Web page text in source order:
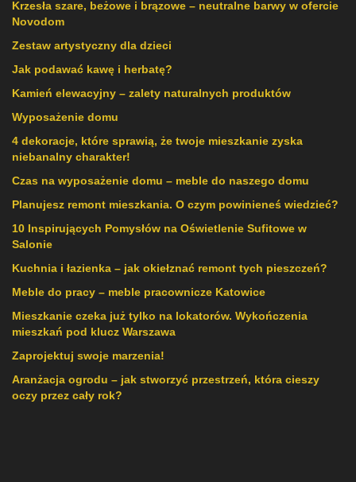
Krzesła szare, beżowe i brązowe – neutralne barwy w ofercie
Novodom
Zestaw artystyczny dla dzieci
Jak podawać kawę i herbatę?
Kamień elewacyjny – zalety naturalnych produktów
Wyposażenie domu
4 dekoracje, które sprawią, że twoje mieszkanie zyska
niebanalny charakter!
Czas na wyposażenie domu – meble do naszego domu
Planujesz remont mieszkania. O czym powinieneś wiedzieć?
10 Inspirujących Pomysłów na Oświetlenie Sufitowe w
Salonie
Kuchnia i łazienka – jak okiełznać remont tych pieszczeń?
Meble do pracy – meble pracownicze Katowice
Mieszkanie czeka już tylko na lokatorów. Wykończenia
mieszkań pod klucz Warszawa
Zaprojektuj swoje marzenia!
Aranżacja ogrodu – jak stworzyć przestrzeń, która cieszy
oczy przez cały rok?